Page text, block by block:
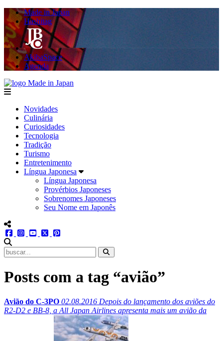
Made in Japan
Hashitag
AkibaSpace
Agenda
menu
Novidades
Culinária
Curiosidades
Tecnologia
Tradição
Turismo
Entretenimento
Língua Japonesa
Língua Japonesa
Provérbios Japoneses
Sobrenomes Japoneses
Seu Nome em Japonês
menu redes social
facebookinstagram
youtube
twitter
Posts com a tag “avião”
Avião do C-3PO 02.08.2016 Depois do lançamento dos aviões do
R2-D2 e BB-8, a All Japan Airlines apresenta mais um avião da